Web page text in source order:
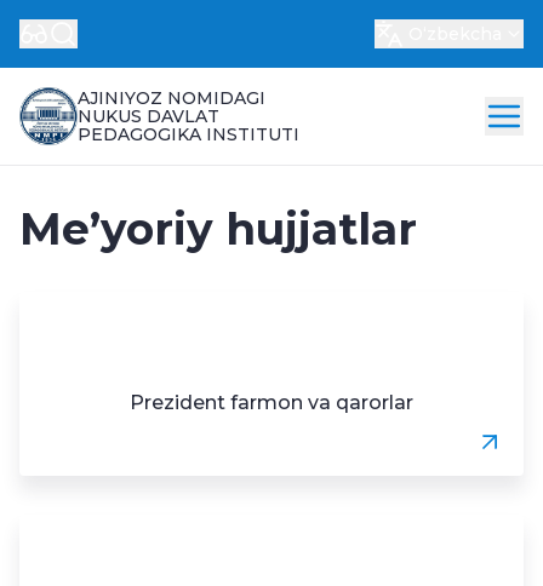
AJINIYOZ NOMIDAGI
NUKUS DAVLAT
PEDAGOGIKA INSTITUTI
Me’yoriy hujjatlar
Prezident farmon va qarorlar